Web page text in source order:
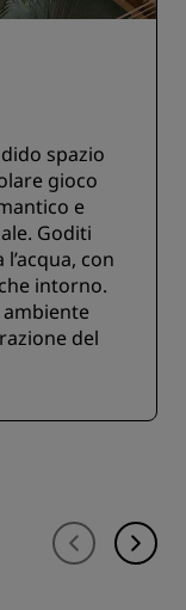
spazio
gioco
e
Goditi
con
intorno.
del